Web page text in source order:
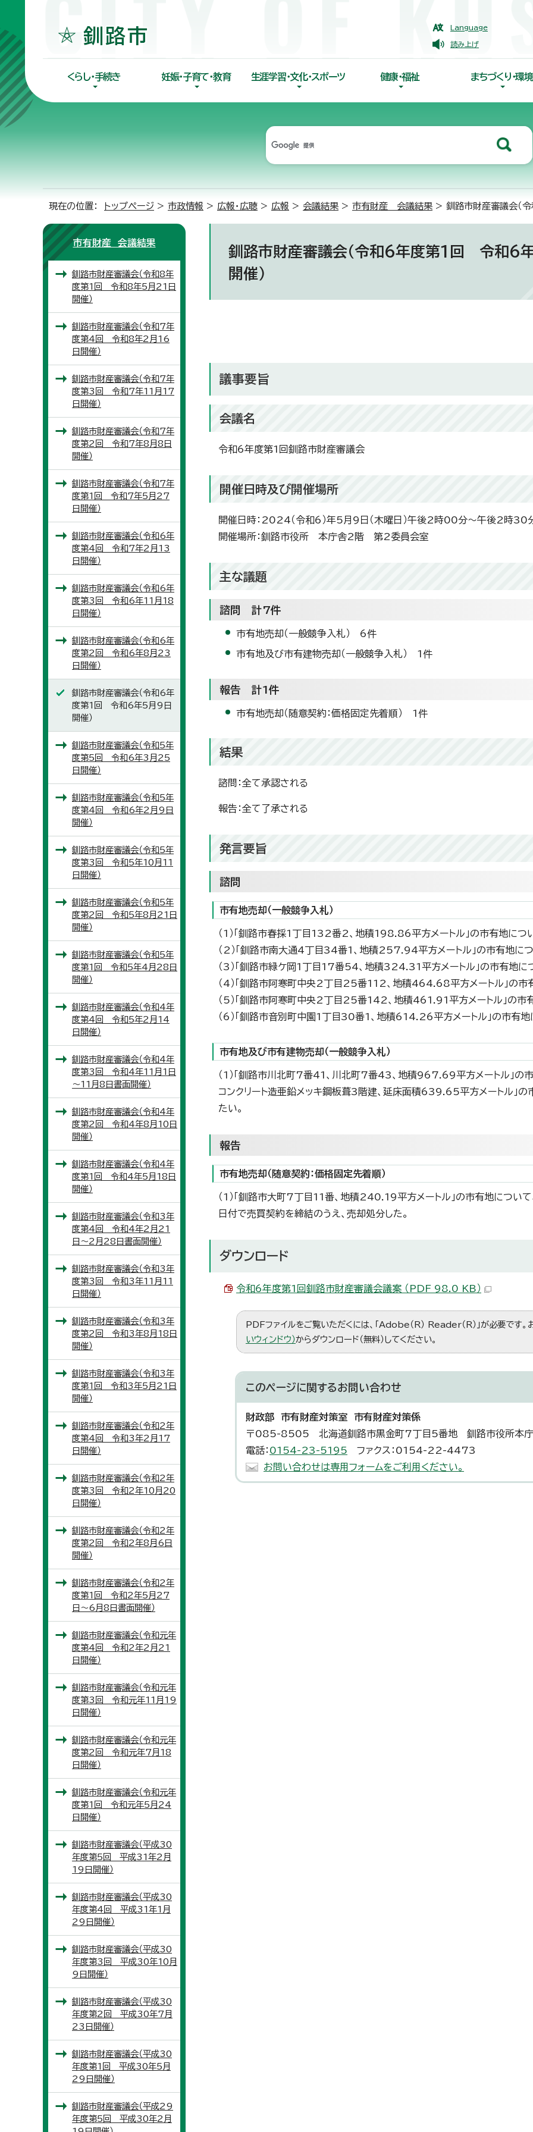
Language
読み上げ
くらし・手続き 妊娠・子育て・教育 生涯学習・文化・スポーツ 健康・福祉 まちづくり・環境
現在の位置： トップページ > 市政情報 > 広報・広聴 > 広報 > 会議結果 > 市有財産 会議結果 > 釧路市財産審議会（
釧路市財産審議会（令和6年度第1回 令和6
開催）
議事要旨
会議名
令和6年度第1回釧路市財産審議会
開催日時及び開催場所
開催日時：2024（令和6）年5月9日（木曜日）午後2時00分～午後2時30
開催場所：釧路市役所 本庁舎2階 第2委員会室
主な議題
諮問 計7件
市有地売却（一般競争入札） 6件
市有地及び市有建物売却（一般競争入札） 1件
報告 計1件
市有地売却（随意契約：価格固定先着順） 1件
結果
諮問：全て承認される
報告：全て了承される
発言要旨
諮問
市有地売却（一般競争入札）
（1）「釧路市春採1丁目132番2、地積198.86平方メートル」の市有地につ
（2）「釧路市南大通4丁目34番1、地積257.94平方メートル」の市有地に
（3）「釧路市緑ケ岡1丁目17番54、地積324.31平方メートル」の市有地に
（4）「釧路市阿寒町中央2丁目25番112、地積464.68平方メートル」の市
（5）「釧路市阿寒町中央2丁目25番142、地積461.91平方メートル」の市
（6）「釧路市音別町中園1丁目30番1、地積614.26平方メートル」の市有
市有地及び市有建物売却（一般競争入札）
（1）「釧路市川北町7番41、川北町7番43、地積967.69平方メートル」
コンクリート造亜鉛メッキ鋼板葺3階建、延床面積639.65平方メートル」
たい。
報告
市有地売却（随意契約：価格固定先着順）
（1）「釧路市大町7丁目11番、地積240.19平方メートル」の市有地につい
日付で売買契約を締結のうえ、売却処分した。
ダウンロード
令和6年度第1回釧路市財産審議会議案 （PDF 98.0 KB）
PDFファイルをご覧いただくには、「Adobe（R） Reader（R）」が必要です
いウィンドウ）からダウンロード（無料）してください。
このページに関するお問い合わせ
財政部 市有財産対策室 市有財産対策係
〒085-8505 北海道釧路市黒金町7丁目5番地 釧路市役所本
電話： 0154-23-5195 ファクス：0154-22-4473
お問い合わせは専用フォームをご利用ください。
市有財産 会議結果
釧路市財産審議会（令和8年
度第1回 令和8年5月21日
開催）
釧路市財産審議会（令和7年
度第4回 令和8年2月16
日開催）
釧路市財産審議会（令和7年
度第3回 令和7年11月17
日開催）
釧路市財産審議会（令和7年
度第2回 令和7年8月8日
開催）
釧路市財産審議会（令和7年
度第1回 令和7年5月27
日開催）
釧路市財産審議会（令和6年
度第4回 令和7年2月13
日開催）
釧路市財産審議会（令和6年
度第3回 令和6年11月18
日開催）
釧路市財産審議会（令和6年
度第2回 令和6年8月23
日開催）
釧路市財産審議会（令和6年
度第1回 令和6年5月9日
開催）
釧路市財産審議会（令和5年
度第5回 令和6年3月25
日開催）
釧路市財産審議会（令和5年
度第4回 令和6年2月9日
開催）
釧路市財産審議会（令和5年
度第3回 令和5年10月11
日開催）
釧路市財産審議会（令和5年
度第2回 令和5年8月21日
開催）
釧路市財産審議会（令和5年
度第1回 令和5年4月28日
開催）
釧路市財産審議会（令和4年
度第4回 令和5年2月14
日開催）
釧路市財産審議会（令和4年
度第3回 令和4年11月1日
～11月8日書面開催）
釧路市財産審議会（令和4年
度第2回 令和4年8月10日
開催）
釧路市財産審議会（令和4年
度第1回 令和4年5月18日
開催）
釧路市財産審議会（令和3年
度第4回 令和4年2月21
日～2月28日書面開催）
釧路市財産審議会（令和3年
度第3回 令和3年11月11
日開催）
釧路市財産審議会（令和3年
度第2回 令和3年8月18日
開催）
釧路市財産審議会（令和3年
度第1回 令和3年5月21日
開催）
釧路市財産審議会（令和2年
度第4回 令和3年2月17
日開催）
釧路市財産審議会（令和2年
度第3回 令和2年10月20
日開催）
釧路市財産審議会（令和2年
度第2回 令和2年8月6日
開催）
釧路市財産審議会（令和2年
度第1回 令和2年5月27
日～6月8日書面開催）
釧路市財産審議会（令和元年
度第4回 令和2年2月21
日開催）
釧路市財産審議会（令和元年
度第3回 令和元年11月19
日開催）
釧路市財産審議会（令和元年
度第2回 令和元年7月18
日開催）
釧路市財産審議会（令和元年
度第1回 令和元年5月24
日開催）
釧路市財産審議会（平成30
年度第5回 平成31年2月
19日開催）
釧路市財産審議会（平成30
年度第4回 平成31年1月
29日開催）
釧路市財産審議会（平成30
年度第3回 平成30年10月
9日開催）
釧路市財産審議会（平成30
年度第2回 平成30年7月
23日開催）
釧路市財産審議会（平成30
年度第1回 平成30年5月
29日開催）
釧路市財産審議会（平成29
年度第5回 平成30年2月